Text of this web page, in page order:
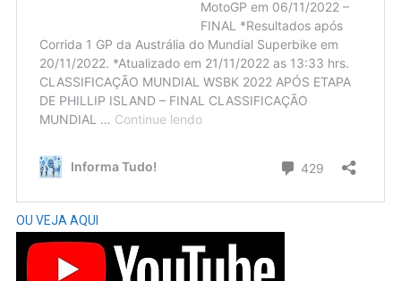
OU VEJA AQUI